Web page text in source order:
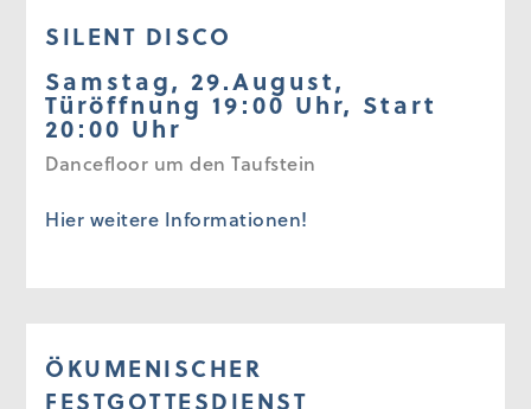
SILENT DISCO
Samstag, 29.August,
Türöffnung 19:00 Uhr, Start
20:00 Uhr
Dancefloor um den Taufstein
Hier weitere Informationen!
ÖKUMENISCHER
FESTGOTTESDIENST